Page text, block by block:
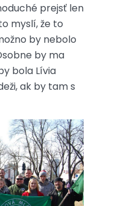
prejsť len
myslí, že to
by nebolo
by ma
bola Lívia
ak by tam s